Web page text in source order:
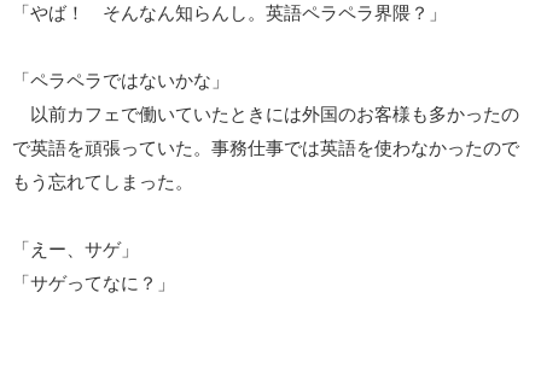
「やば！ そんなん知らんし。英語ペラペラ界隈？」
「ペラペラではないかな」
以前カフェで働いていたときには外国のお客様も多かったの
で英語を頑張っていた。事務仕事では英語を使わなかったので
もう忘れてしまった。
「えー、サゲ」
「サゲってなに？」